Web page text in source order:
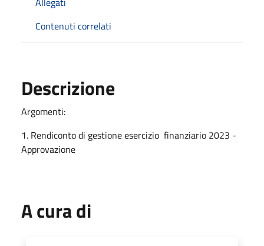
Contenuti correlati
Descrizione
Argomenti:
1. Rendiconto di gestione esercizio finanziario 2023 -
Approvazione
A cura di